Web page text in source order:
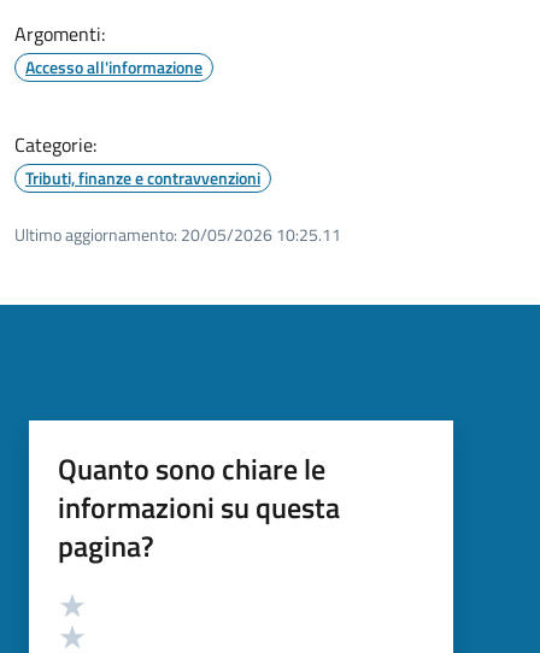
Argomenti:
Accesso all'informazione
Categorie:
Tributi, finanze e contravvenzioni
Ultimo aggiornamento: 20/05/2026 10:25.11
Quanto sono chiare le
informazioni su questa
pagina?
Valutazione